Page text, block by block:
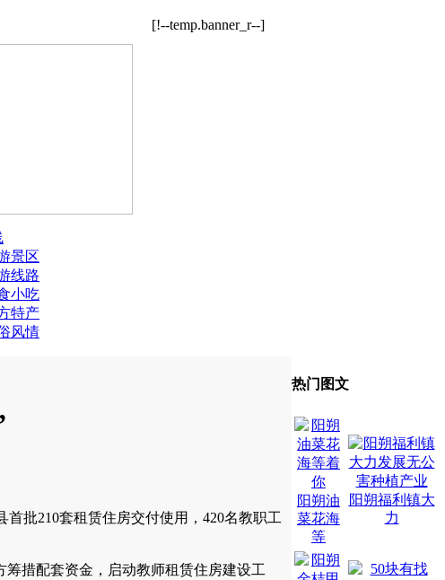
[!--temp.banner_r--]
景区
线路
小吃
特产
风情
批210套租赁住房交付使用，420名教职工
措配套资金，启动教师租赁住房建设工
热门图文
阳朔油
菜花海
等
阳朔福利镇大
力